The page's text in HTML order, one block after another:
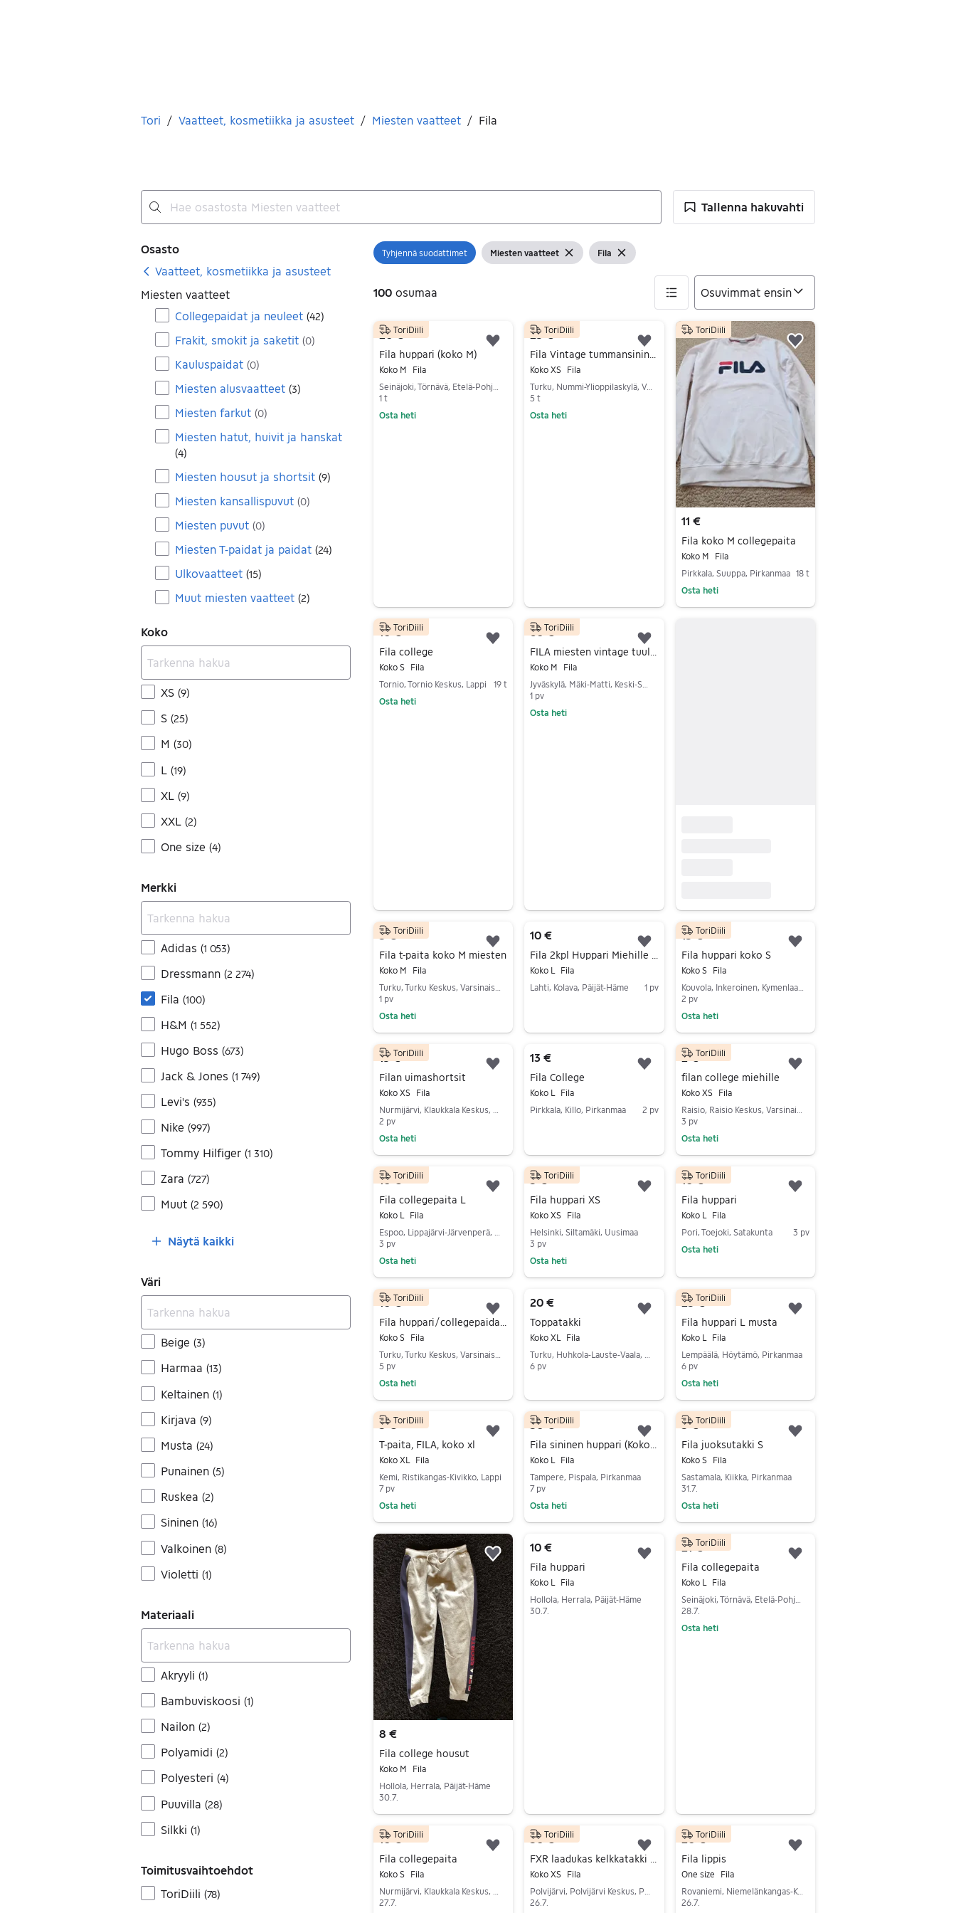
Olet tässä
Tori / Vaatteet, kosmetiikka ja asusteet / Miesten vaatteet / Fila
Tallenna hakuvahti
Suodattimet
Osasto
Vaatteet, kosmetiikka ja asusteet
Miesten vaatteet
Collegepaidat ja neuleet (42)
Frakit, smokit ja saketit (0)
Kauluspaidat (0)
Miesten alusvaatteet (3)
Miesten farkut (0)
Miesten hatut, huivit ja hanskat
(4)
Miesten housut ja shortsit (9)
Miesten kansallispuvut (0)
Miesten puvut (0)
Miesten T-paidat ja paidat (24)
Ulkovaatteet (15)
Muut miesten vaatteet (2)
Koko
XS (9)
S (25)
M (30)
L (19)
XL (9)
XXL (2)
One size (4)
Merkki
Adidas (1 053)
Dressmann (2 274)
Fila (100)
H&M (1 552)
Hugo Boss (673)
Jack & Jones (1 749)
Levi's (935)
Nike (997)
Tommy Hilfiger (1 310)
Zara (727)
Muut (2 590)
Näytä kaikki
Väri
Beige (3)
Harmaa (13)
Keltainen (1)
Kirjava (9)
Musta (24)
Punainen (5)
Ruskea (2)
Sininen (16)
Valkoinen (8)
Violetti (1)
Materiaali
Akryyli (1)
Bambuviskoosi (1)
Nailon (2)
Polyamidi (2)
Polyesteri (4)
Puuvilla (28)
Silkki (1)
Toimitusvaihtoehdot
ToriDiili (78)
Avaa suodatin
Tyhjennä suodattimet Näytä suodattimet
Miesten vaatteet Tyhjennä suodatinNäytä suodattimet
Fila Tyhjennä suodatin
100osumaa
100 tulos(ta)
20 €
Fila huppari (koko M)
Koko M
Fila
1 t
Osta heti
ToriDiili
Lisää suosikiksi.
25 €
Koko XS
Fila
Turku, Nummi-Ylioppilaskylä, Varsinais-Suomi
5 t
Osta heti
ToriDiili
Lisää suosikiksi.
11 €
Fila koko M collegepaita
Koko M
Fila
Pirkkala, Suuppa, Pirkanmaa
18 t
Osta heti
ToriDiili
Lisää suosikiksi.
10 €
Fila college
Koko S
Fila
Tornio, Tornio Keskus, Lappi
19 t
Osta heti
ToriDiili
Lisää suosikiksi.
60 €
Koko M
Fila
1 pv
Osta heti
ToriDiili
5 €
Fila t-paita koko M miesten
Koko M
Fila
1 pv
Osta heti
ToriDiili
Lisää suosikiksi.
10 €
Koko L
Fila
Lahti, Kolava, Päijät-Häme
1 pv
Lisää suosikiksi.
15 €
Fila huppari koko S
Koko S
Fila
Kouvola, Inkeroinen, Kymenlaakso
2 pv
Osta heti
ToriDiili
15 €
Filan uimashortsit
Koko XS
Fila
2 pv
Osta heti
ToriDiili
Lisää suosikiksi.
13 €
Fila College
Koko L
Fila
Pirkkala, Killo, Pirkanmaa
2 pv
Lisää suosikiksi.
2 €
filan college miehille
Koko XS
Fila
3 pv
Osta heti
ToriDiili
10 €
Fila collegepaita L
Koko L
Fila
3 pv
Osta heti
ToriDiili
Lisää suosikiksi.
5 €
Fila huppari XS
Koko XS
Fila
Helsinki, Siltamäki, Uusimaa
3 pv
Osta heti
ToriDiili
Lisää suosikiksi.
10 €
Fila huppari
Koko L
Fila
Pori, Toejoki, Satakunta
3 pv
Osta heti
ToriDiili
Siirry ilmoitukseen
10 €
Koko S
Fila
5 pv
Osta heti
ToriDiili
Lisää suosikiksi.
20 €
Toppatakki
Koko XL
Fila
6 pv
Lisää suosikiksi.
25 €
Fila huppari L musta
Koko L
Fila
Lempäälä, Höytämö, Pirkanmaa
6 pv
Osta heti
ToriDiili
5 €
T-paita, FILA, koko xl
Koko XL
Fila
Kemi, Ristikangas-Kivikko, Lappi
7 pv
Osta heti
ToriDiili
Lisää suosikiksi.
50 €
Koko L
Fila
Tampere, Pispala, Pirkanmaa
7 pv
Osta heti
ToriDiili
Lisää suosikiksi.
5 €
Fila juoksutakki S
Koko S
Fila
Sastamala, Kiikka, Pirkanmaa
31.7.
Osta heti
ToriDiili
8 €
Fila college housut
Koko M
Fila
Hollola, Herrala, Päijät-Häme
30.7.
Lisää suosikiksi.
10 €
Fila huppari
Koko L
Fila
Hollola, Herrala, Päijät-Häme
30.7.
Lisää suosikiksi.
21 €
Fila collegepaita
Koko L
Fila
28.7.
Osta heti
ToriDiili
10 €
Fila collegepaita
Koko S
Fila
27.7.
ToriDiili
Lisää suosikiksi.
50 €
Koko XS
Fila
26.7.
ToriDiili
Lisää suosikiksi.
20 €
Fila lippis
One size
Fila
Rovaniemi, Niemelänkangas-Korvanniemi, Lappi
26.7.
ToriDiili